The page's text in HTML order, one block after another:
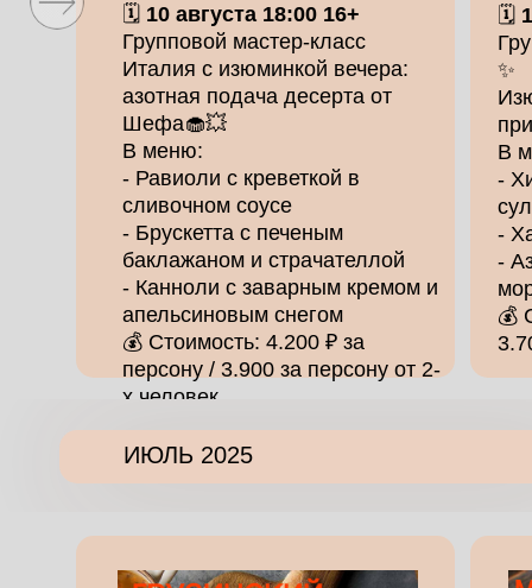
🗓️
✨
В
-
-
-
💰
🗓️ 10 августа 18:00 16+
Групповой мастер-класс
Италия с изюминкой вечера:
азотная подача десерта от
Шефа🧁💥
В меню:
- Равиоли с креветкой в
сливочном соусе
- Брускетта с печеным
баклажаном и страчателлой
- Канноли с заварным кремом и
апельсиновым снегом
💰 Стоимость: 4.200 ₽ за
персону / 3.900 за персону от 2-
х человек
ИЮЛЬ 2025